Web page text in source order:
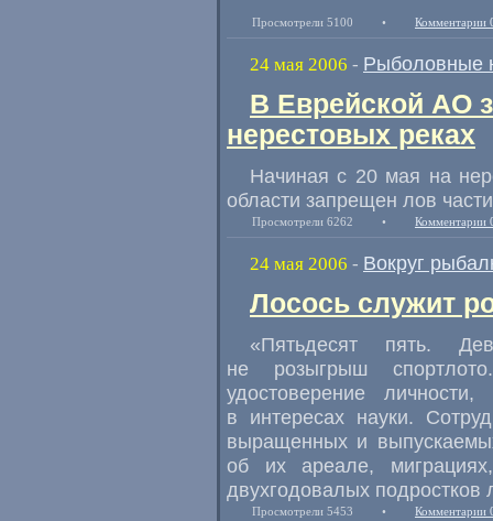
Просмотрели 5100 • Комментарии
24 мая 2006 - Рыболовные
В Еврейской АО
нерестовых реках
Начиная с 20 мая на
области запрещен лов
Просмотрели 6262 • Комментарии
24 мая 2006 - Вокруг
Лосось служит
«Пятьдесят пять.
не розыгрыш
удостоверение
в интересах науки.
выращенных и
об их ареале,
двухгодовалых подростков
Просмотрели 5453 • Комментарии